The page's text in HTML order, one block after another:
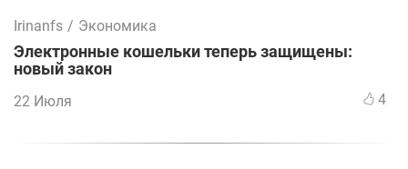
Irinanfs / Экономика
Электронные кошельки теперь защищены:
новый закон
22 Июля 4